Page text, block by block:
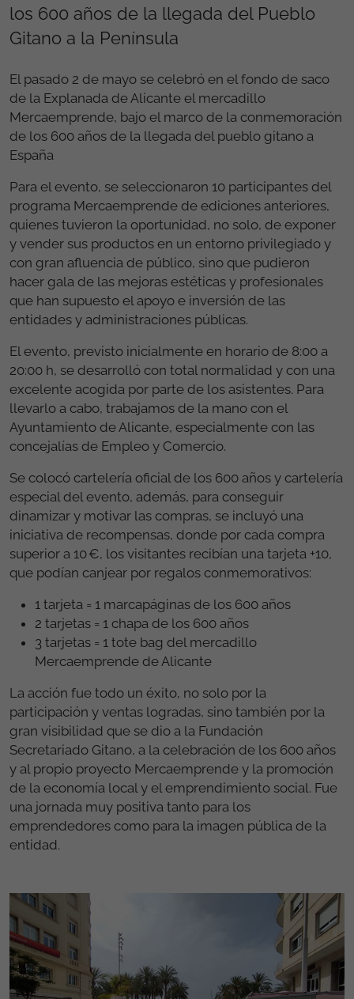
los 600 años de la llegada del Pueblo
Gitano a la Península
El pasado 2 de mayo se celebró en el fondo de saco
de la Explanada de Alicante el mercadillo
Mercaemprende, bajo el marco de la conmemoración
de los 600 años de la llegada del pueblo gitano a
España
Para el evento, se seleccionaron 10 participantes del
programa Mercaemprende de ediciones anteriores,
quienes tuvieron la oportunidad, no solo, de exponer
y vender sus productos en un entorno privilegiado y
con gran afluencia de público, sino que pudieron
hacer gala de las mejoras estéticas y profesionales
que han supuesto el apoyo e inversión de las
entidades y administraciones públicas.
El evento, previsto inicialmente en horario de 8:00 a
20:00 h, se desarrolló con total normalidad y con una
excelente acogida por parte de los asistentes. Para
llevarlo a cabo, trabajamos de la mano con el
Ayuntamiento de Alicante, especialmente con las
concejalías de Empleo y Comercio.
Se colocó cartelería oficial de los 600 años y cartelería
especial del evento, además, para conseguir
dinamizar y motivar las compras, se incluyó una
iniciativa de recompensas, donde por cada compra
superior a 10 €, los visitantes recibían una tarjeta +10,
que podían canjear por regalos conmemorativos:
1 tarjeta = 1 marcapáginas de los 600 años
2 tarjetas = 1 chapa de los 600 años
3 tarjetas = 1 tote bag del mercadillo
Mercaemprende de Alicante
La acción fue todo un éxito, no solo por la
participación y ventas logradas, sino también por la
gran visibilidad que se dio a la Fundación
Secretariado Gitano, a la celebración de los 600 años
y al propio proyecto Mercaemprende y la promoción
de la economía local y el emprendimiento social. Fue
una jornada muy positiva tanto para los
emprendedores como para la imagen pública de la
entidad.